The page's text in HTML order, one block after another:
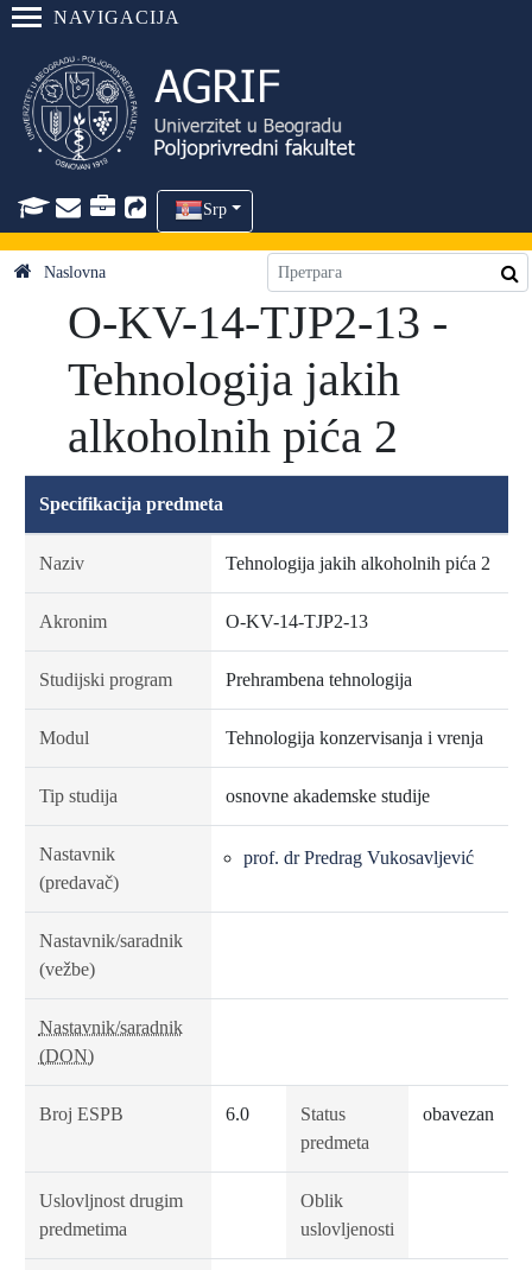
NAVIGACIJA
Srp
Naslovna
O-KV-14-TJP2-13 -
Tehnologija jakih
alkoholnih pića 2
Specifikacija predmeta
Naziv Tehnologija jakih alkoholnih pića 2
Akronim O-KV-14-TJP2-13
Studijski program Prehrambena tehnologija
Modul Tehnologija konzervisanja i vrenja
Tip studija osnovne akademske studije
Nastavnik
(predavač)
prof. dr Predrag Vukosavljević
Nastavnik/saradnik
(vežbe)
Nastavnik/saradnik
(DON)
Broj ESPB 6.0
Status
predmeta
obavezan
Uslovljnost drugim
predmetima
Oblik
uslovljenosti